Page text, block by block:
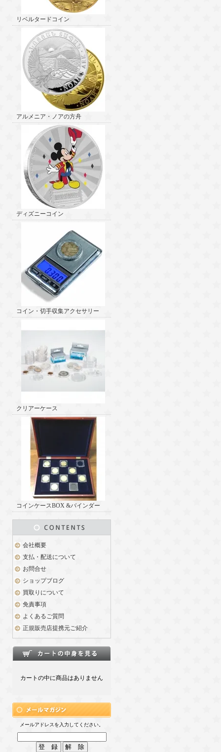
リベルタードコイン
アルメニア・ノアの方舟
ディズニーコイン
コイン・切手収集アクセサリー
クリアーケース
コインケースBOX &バインダー
会社概要
支払・配送について
お問合せ
ショップブログ
買取りについて
免責事項
よくあるご質問
正規販売店提携元ご紹介
カートの中に商品はありません
メールアドレスを入力してください。